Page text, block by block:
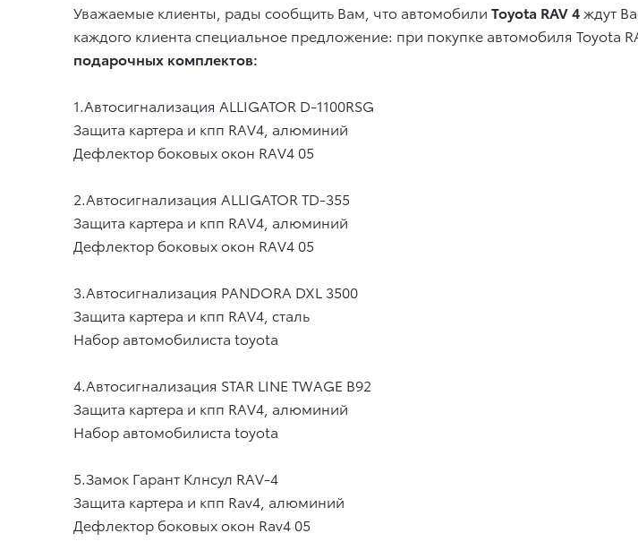
Уважаемые клиенты, рады сообщить Вам, что автомобили Toyota RAV 4ждут
каждого клиента специальное предложение: при покупке автомобиля Toyota
подарочных комплектов:
1.Автосигнализация ALLIGATOR D-1100RSG
Защита картера и кпп RAV4, алюминий
Дефлектор боковых окон RAV4 05
2.Автосигнализация ALLIGATOR TD-355
Защита картера и кпп RAV4, алюминий
Дефлектор боковых окон RAV4 05
3.Автосигнализация PANDORA DXL 3500
Защита картера и кпп RAV4, сталь
Набор автомобилиста toyota
4.Автосигнализация STAR LINE TWAGE B92
Защита картера и кпп RAV4, алюминий
Набор автомобилиста toyota
5.Замок Гарант Клнсул RAV-4
Защита картера и кпп Rav4, алюминий
Дефлектор боковых окон Rav4 05